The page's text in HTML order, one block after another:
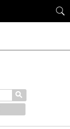
⚲